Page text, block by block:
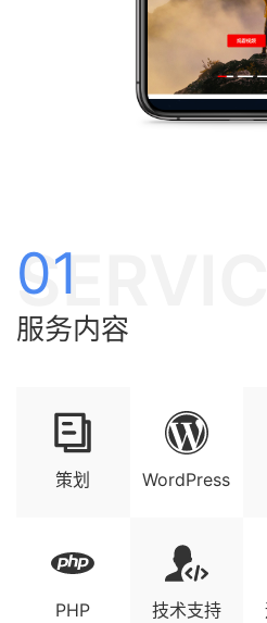
01
服务内容
策划 WordPress
PHP 技术支持